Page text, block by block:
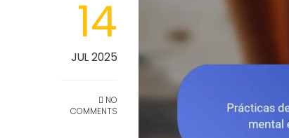
14
JUL 2025
NO
COMMENTS